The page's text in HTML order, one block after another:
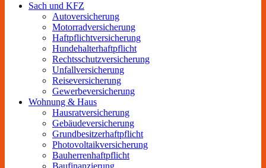
Sach und KFZ
Autoversicherung
Motorradversicherung
Haftpflichtversicherung
Hundehalterhaftpflicht
Rechtsschutzversicherung
Unfallversicherung
Reiseversicherung
Gewerbeversicherung
Wohnung & Haus
Hausratversicherung
Gebäudeversicherung
Grundbesitzerhaftpflicht
Photovoltaikversicherung
Bauherrenhaftpflicht